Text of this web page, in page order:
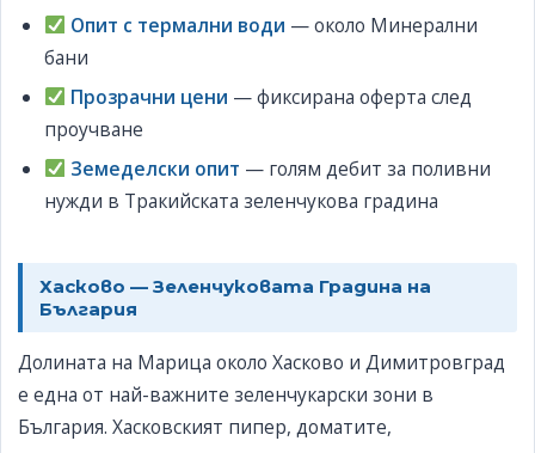
Опит с термални води — около Минерални
бани
Прозрачни цени — фиксирана оферта след
проучване
Земеделски опит — голям дебит за поливни
нужди в Тракийската зеленчукова градина
Хасково — Зеленчуковата Градина на
България
Долината на Марица около Хасково и Димитровград
е една от най-важните зеленчукарски зони в
България. Хасковският пипер, доматите,